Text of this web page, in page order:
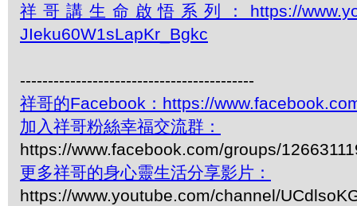
祥哥講生命啟悟系列：https://
JIeku60W1sLapKr_Bgkc
------------------------------------------
祥哥的Facebook：https://
加入祥哥粉絲幸福交流群：
https://www.facebook.com/groups/
更多祥哥的身心靈生活分享影片：
https://www.youtube.com/channel/